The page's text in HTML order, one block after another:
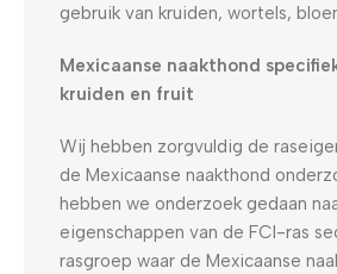
gebruik van kruiden, wortels,
Mexicaanse naakthond
kruiden en fruit
Wij hebben zorgvuldig de
de Mexicaanse naakthond
hebben we onderzoek gedaan
eigenschappen van de FCI-ras
rasgroep waar de Mexicaanse